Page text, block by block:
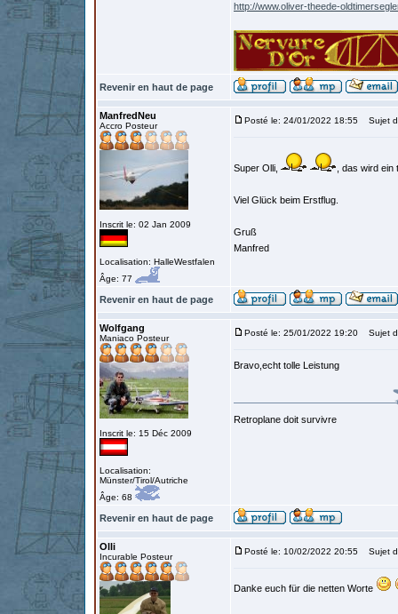
http://www.oliver-theede-
Revenir en haut de page
ManfredNeu
Accro Posteur
Inscrit le: 02 Jan 2009
Localisation: HalleWestfalen
Âge: 77
Posté le: 24/01/2022 18:55 Sujet
Super Olli, , das wird
Viel Glück beim Erstflug.
Gruß
Manfred
Revenir en haut de page
Wolfgang
Maniaco Posteur
Inscrit le: 15 Déc 2009
Localisation:
Münster/Tirol/Autriche
Âge: 68
Posté le: 25/01/2022 19:20 Sujet
Bravo,echt tolle Leistung
Retroplane doit survivre
Revenir en haut de page
Olli
Incurable Posteur
Posté le: 10/02/2022 20:55 Sujet
Danke euch für die netten Worte